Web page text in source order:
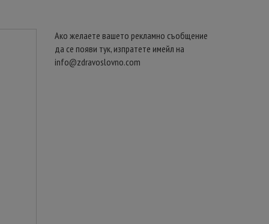
Ако желаете вашето рекламно съобщение
да се появи тук, изпратете имейл на
info@zdravoslovno.com